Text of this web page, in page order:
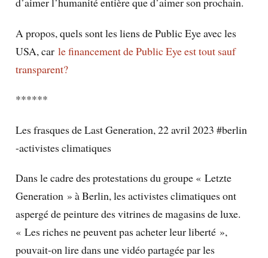
A propos, quels sont les liens de Public Eye avec les
USA, car le financement de Public Eye est tout sauf
transparent?
******
Les frasques de Last Generation, 22 avril 2023 #berlin
-activistes climatiques
Dans le cadre des protestations du groupe « Letzte
Generation » à Berlin, les activistes climatiques ont
aspergé de peinture des vitrines de magasins de luxe.
« Les riches ne peuvent pas acheter leur liberté »,
pouvait-on lire dans une vidéo partagée par les